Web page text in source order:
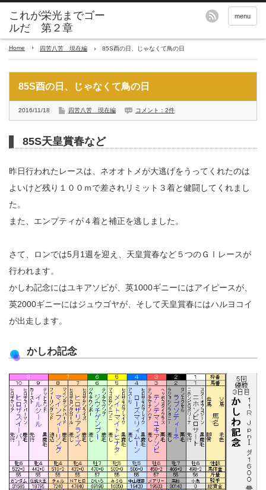
これが栄光までゴー
ルだ 第２章
menu
Home 四苦八苦 現在編 85S酉の日、じゃなくて鳥の日
85S酉の日、じゃなくて鳥の日
2016/11/18 四苦八苦 現在編 コメント：2件
85S天皇賞春など
昨日行われたレースは、ネオオトメが大逃げをうってくれたのは
よいけど残り１００ｍで差されリミット３着と健闘してくれまし
た。
また、エンプティが４着と補正を逃しました。
さて、ロンでは5月1週を迎え、天皇賞春など５つのＧⅠレースが
行われます。
かしわ記念にはユキアソビが、英1000ギニーにはアイピースが、
英2000ギニーにはジュウゴヤが、そして天皇賞春にはハルヨコイ
が出走します。
かしわ記念